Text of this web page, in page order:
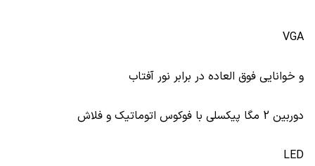
VGA
و خوانایی فوق العاده در برابر نور آفتاب
دوربین 2 مگا پیکسلی با فوکوس اتوماتیک و فلاش
LED